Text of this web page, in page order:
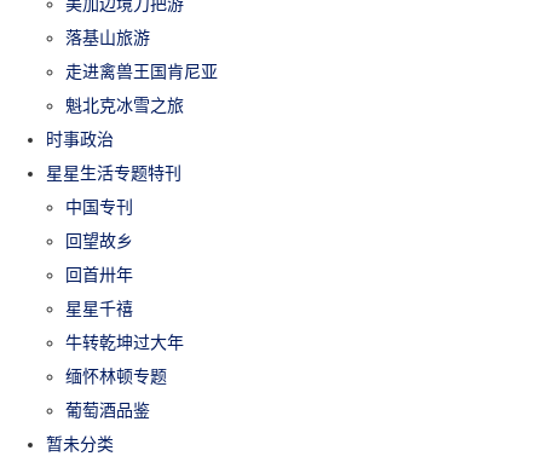
落基山旅游
走进禽兽王国肯尼亚
魁北克冰雪之旅
时事政治
星星生活专题特刊
中国专刊
回望故乡
回首卅年
星星千禧
牛转乾坤过大年
缅怀林顿专题
葡萄酒品鉴
暂未分类